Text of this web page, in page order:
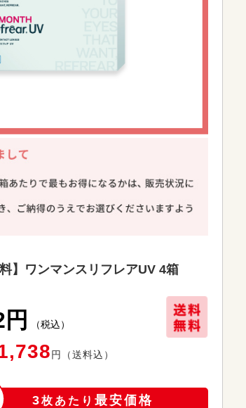
料】ワンマンスリフレアUV 4箱
（税込）
円 （送料込）
3枚あたり 最安価格